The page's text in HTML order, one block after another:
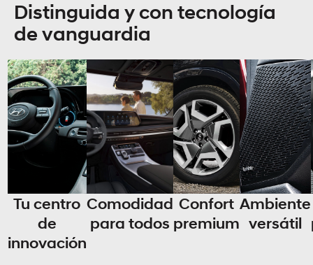
Distinguida y con tecnología
de vanguardia
Tu centro
de
innovación
Comodidad
para todos
Confort
premium
Ambiente
versátil